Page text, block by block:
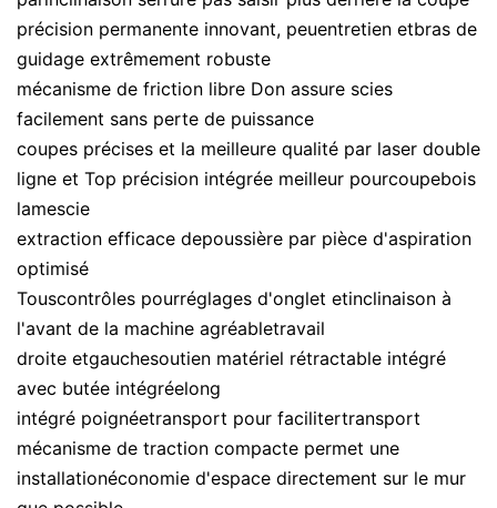
précision permanente innovant, peuentretien etbras de
guidage extrêmement robuste
mécanisme de friction libre Don assure scies
facilement sans perte de puissance
coupes précises et la meilleure qualité par laser double
ligne et Top précision intégrée meilleur pourcoupebois
lamescie
extraction efficace depoussière par pièce d'aspiration
optimisé
Touscontrôles pourréglages d'onglet etinclinaison à
l'avant de la machine agréabletravail
droite etgauchesoutien matériel rétractable intégré
avec butée intégréelong
intégré poignéetransport pour facilitertransport
mécanisme de traction compacte permet une
installationéconomie d'espace directement sur le mur